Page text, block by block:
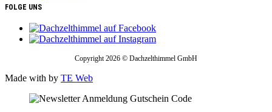
FOLGE UNS
Copyright 2026 © Dachzelthimmel GmbH
Made with by TE Web